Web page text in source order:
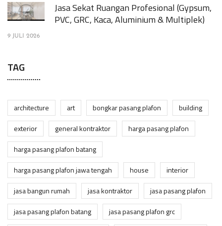
Jasa Sekat Ruangan Profesional (Gypsum,
PVC, GRC, Kaca, Aluminium & Multiplek)
9 JULI 2026
TAG
architecture art bongkar pasang plafon
building
exterior
general kontraktor
harga pasang plafon
harga pasang plafon batang
harga pasang plafon jawa tengah
house
interior
jasa bangun rumah
jasa kontraktor
jasa pasang plafon
jasa pasang plafon batang
jasa pasang plafon grc